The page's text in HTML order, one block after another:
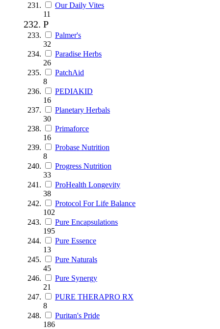
Our Daily Vites
11
P
Palmer's
32
Paradise Herbs
26
PatchAid
8
PEDIAKID
16
Planetary Herbals
30
Primaforce
16
Probase Nutrition
8
Progress Nutrition
33
ProHealth Longevity
38
Protocol For Life Balance
102
Pure Encapsulations
195
Pure Essence
13
Pure Naturals
45
Pure Synergy
21
PURE THERAPRO RX
8
Puritan's Pride
186